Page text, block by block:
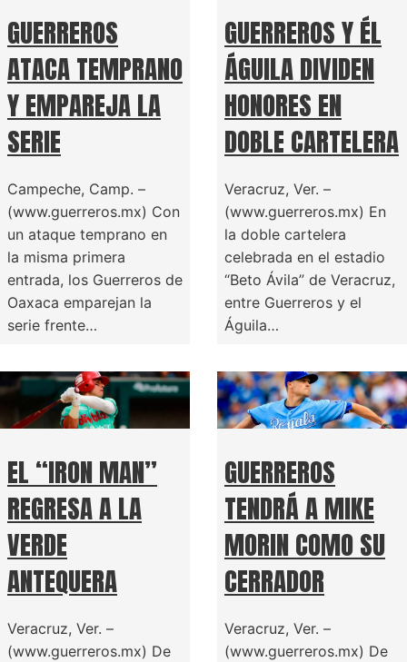
GUERREROS
ATACA TEMPRANO
Y EMPAREJA LA
SERIE
Campeche, Camp. –
(www.guerreros.mx) Con
un ataque temprano en
la misma primera
entrada, los Guerreros de
Oaxaca emparejan la
serie frente…
GUERREROS Y ÉL
ÁGUILA DIVIDEN
HONORES EN
DOBLE CARTELERA
Veracruz, Ver. –
(www.guerreros.mx) En
la doble cartelera
celebrada en el estadio
“Beto Ávila” de Veracruz,
entre Guerreros y el
Águila…
EL “IRON MAN”
REGRESA A LA
VERDE
ANTEQUERA
Veracruz, Ver. –
(www.guerreros.mx) De
GUERREROS
TENDRÁ A MIKE
MORIN COMO SU
CERRADOR
Veracruz, Ver. –
(www.guerreros.mx) De